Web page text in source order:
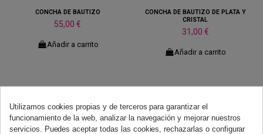
CONCHA DE BAUTIZO
55,00 €
Añadir a carrito
CONCHA DE BAUTIZO DE PLATA Y
CRISTAL
31,00 €
Añadir a carrito
Utilizamos cookies propias y de terceros para garantizar el
funcionamiento de la web, analizar la navegación y mejorar nuestros
servicios. Puedes aceptar todas las cookies, rechazarlas o configurar